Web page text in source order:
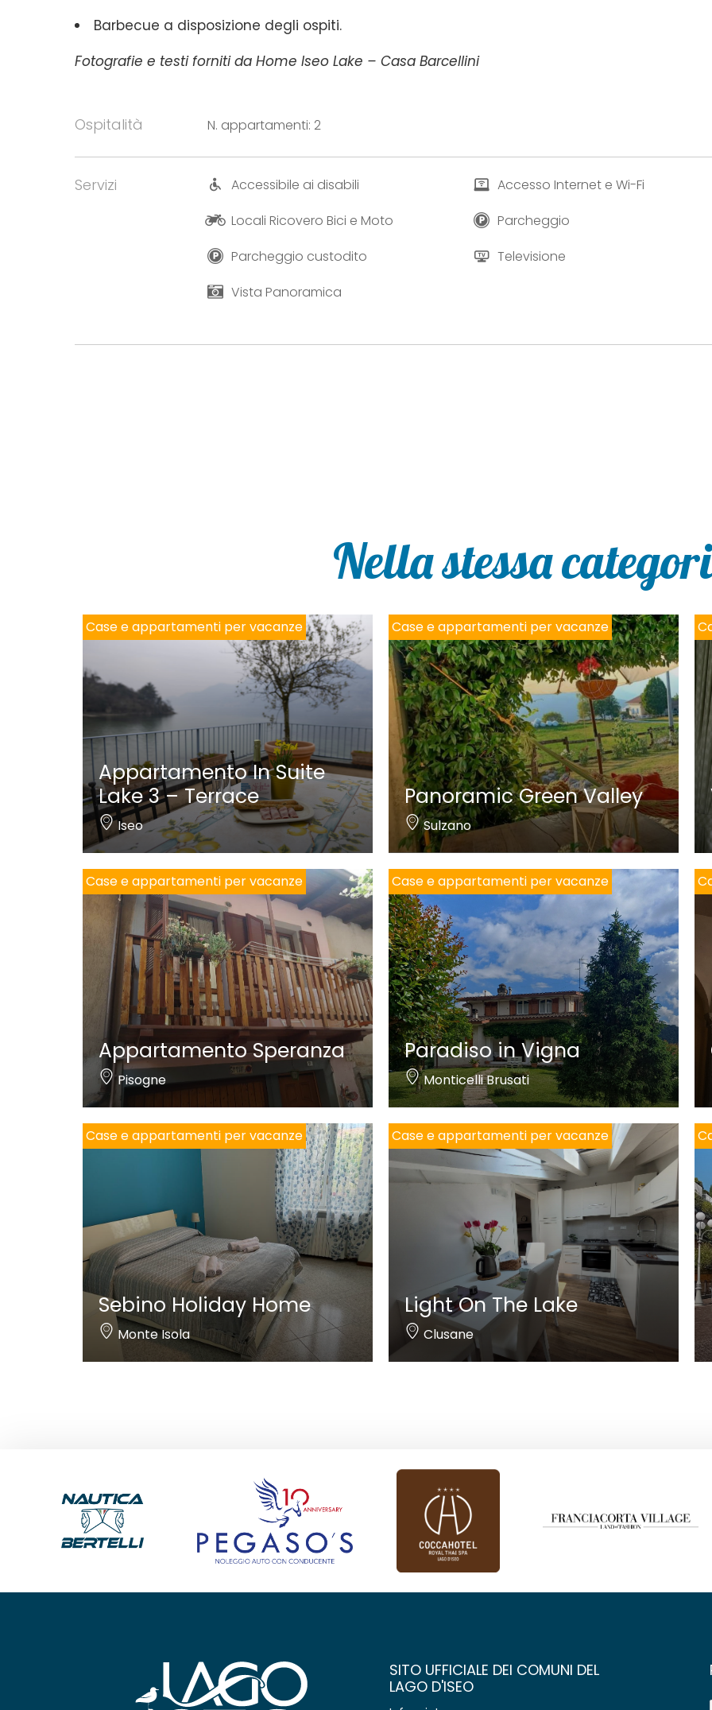
Barbecue a disposizione degli ospiti.
Fotografie e testi forniti da Home Iseo Lake – Casa Barcellini
Ospitalità N. appartamenti: 2
Servizi Accessibile ai disabili
Accesso Internet e Wi-Fi
Locali Ricovero Bici e Moto
Parcheggio
Parcheggio custodito
Televisione
Vista Panoramica
Nella stessa
Case e appartamenti per vacanze
Appartamento In Suite
Lake 3 – Terrace
Iseo
Case e appartamenti per vacanze
Panoramic Green Valley
Sulzano
Case e appartamenti per vacanze
Appartamento Speranza
Pisogne
Case e appartamenti per vacanze
Paradiso in Vigna
Monticelli Brusati
Case e appartamenti per vacanze
Sebino Holiday Home
Monte Isola
Case e appartamenti per vacanze
Light On The Lake
Clusane
SITO UFFICIALE DEI COMUNI DEL
LAGO D'ISEO